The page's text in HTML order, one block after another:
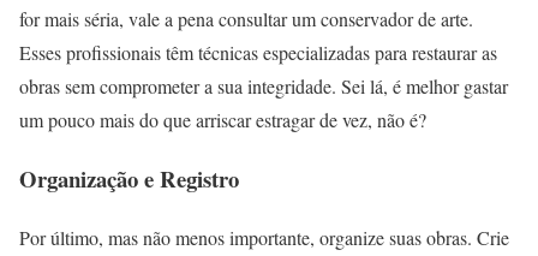
for mais séria, vale a pena consultar um conservador de arte.
Esses profissionais têm técnicas especializadas para restaurar as
obras sem comprometer a sua integridade. Sei lá, é melhor gastar
um pouco mais do que arriscar estragar de vez, não é?
Organização e Registro
Por último, mas não menos importante, organize suas obras. Crie